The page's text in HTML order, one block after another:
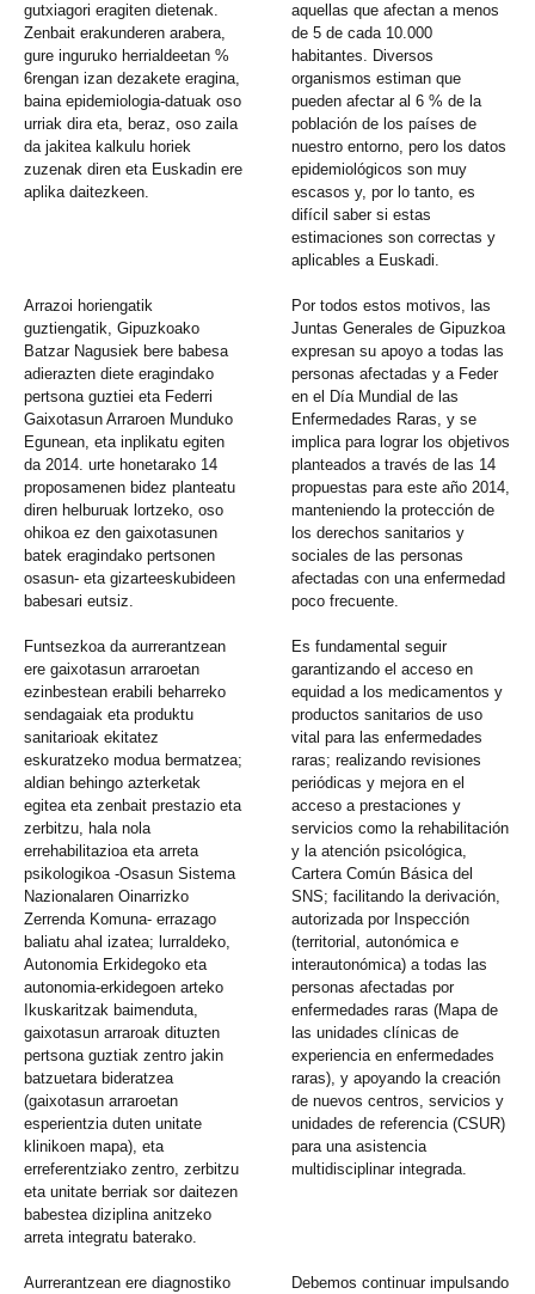
gutxiagori eragiten dietenak.
Zenbait erakunderen arabera,
gure inguruko herrialdeetan %
6rengan izan dezakete eragina,
baina epidemiologia-datuak oso
urriak dira eta, beraz, oso zaila
da jakitea kalkulu horiek
zuzenak diren eta Euskadin ere
aplika daitezkeen.
aquellas que afectan a menos
de 5 de cada 10.000
habitantes. Diversos
organismos estiman que
pueden afectar al 6 % de la
población de los países de
nuestro entorno, pero los datos
epidemiológicos son muy
escasos y, por lo tanto, es
difícil saber si estas
estimaciones son correctas y
aplicables a Euskadi.
Arrazoi horiengatik
guztiengatik, Gipuzkoako
Batzar Nagusiek bere babesa
adierazten diete eragindako
pertsona guztiei eta Federri
Gaixotasun Arraroen Munduko
Egunean, eta inplikatu egiten
da 2014. urte honetarako 14
proposamenen bidez planteatu
diren helburuak lortzeko, oso
ohikoa ez den gaixotasunen
batek eragindako pertsonen
osasun- eta gizarteeskubideen
babesari eutsiz.
Por todos estos motivos, las
Juntas Generales de Gipuzkoa
expresan su apoyo a todas las
personas afectadas y a Feder
en el Día Mundial de las
Enfermedades Raras, y se
implica para lograr los objetivos
planteados a través de las 14
propuestas para este año 2014,
manteniendo la protección de
los derechos sanitarios y
sociales de las personas
afectadas con una enfermedad
poco frecuente.
Funtsezkoa da aurrerantzean
ere gaixotasun arraroetan
ezinbestean erabili beharreko
sendagaiak eta produktu
sanitarioak ekitatez
eskuratzeko modua bermatzea;
aldian behingo azterketak
egitea eta zenbait prestazio eta
zerbitzu, hala nola
errehabilitazioa eta arreta
psikologikoa -Osasun Sistema
Nazionalaren Oinarrizko
Zerrenda Komuna- errazago
baliatu ahal izatea; lurraldeko,
Autonomia Erkidegoko eta
autonomia-erkidegoen arteko
Ikuskaritzak baimenduta,
gaixotasun arraroak dituzten
pertsona guztiak zentro jakin
batzuetara bideratzea
(gaixotasun arraroetan
esperientzia duten unitate
klinikoen mapa), eta
erreferentziako zentro, zerbitzu
eta unitate berriak sor daitezen
babestea diziplina anitzeko
arreta integratu baterako.
Es fundamental seguir
garantizando el acceso en
equidad a los medicamentos y
productos sanitarios de uso
vital para las enfermedades
raras; realizando revisiones
periódicas y mejora en el
acceso a prestaciones y
servicios como la rehabilitación
y la atención psicológica,
Cartera Común Básica del
SNS; facilitando la derivación,
autorizada por Inspección
(territorial, autonómica e
interautonómica) a todas las
personas afectadas por
enfermedades raras (Mapa de
las unidades clínicas de
experiencia en enfermedades
raras), y apoyando la creación
de nuevos centros, servicios y
unidades de referencia (CSUR)
para una asistencia
multidisciplinar integrada.
Aurrerantzean ere diagnostiko
Debemos continuar impulsando